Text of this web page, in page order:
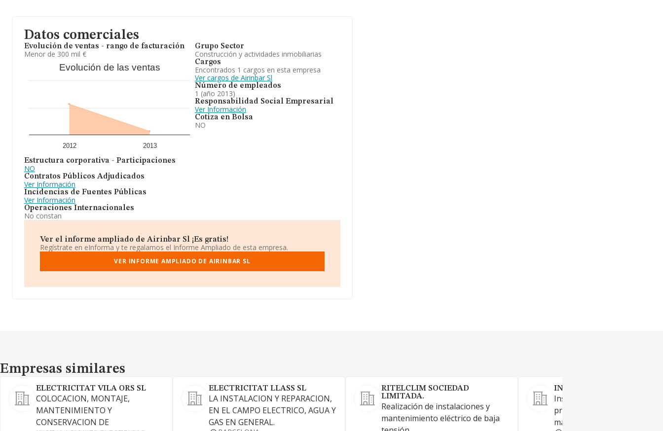
Datos comerciales
Evolución de ventas - rango de facturación
Menor de 300 mil €
Evolución de las ventas
2012 2013
Estructura corporativa - Participaciones
NO
Contratos Públicos Adjudicados
Ver Información
Incidencias de Fuentes Públicas
Ver Información
Operaciones Internacionales
No constan
Grupo Sector
Construcción y actividades inmobiliarias
Cargos
Encontrados 1 cargos en esta empresa
Ver cargos de Airinbar Sl
Número de empleados
1 (año 2013)
Responsabilidad Social Empresarial
Ver Información
Cotiza en Bolsa
NO
Ver el informe ampliado de Airinbar Sl ¡Es gratis!
Regístrate en eInforma y te regalamos el Informe Ampliado de esta empresa.
VER INFORME AMPLIADO DE AIRINBAR SL
Empresas similares
Empresas similares
ELECTRICITAT VILA ORS SL
COLOCACION, MONTAJE,
MANTENIMIENTO Y
CONSERVACION DE
ELECTRICITAT LLASS SL
LA INSTALACION Y REPARACION,
EN EL CAMPO ELECTRICO, AGUA Y
GAS EN GENERAL.
RITELCLIM SOCIEDAD
LIMITADA.
Realización de instalaciones y
mantenimiento eléctrico de baja
INSERMA ANOIA SL
Instalaciones eléctricas,
programación de PLC y
mantenimiento de industrias.